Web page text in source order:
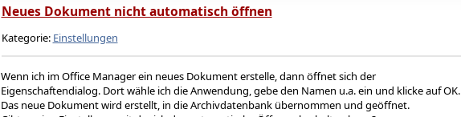
Neues Dokument nicht automatisch öffnen
Kategorie: Einstellungen
Wenn ich im Office Manager ein neues Dokument erstelle, dann öffnet sich der
Eigenschaftendialog. Dort wähle ich die Anwendung, gebe den Namen u.a. ein und klicke auf OK.
Das neue Dokument wird erstellt, in die Archivdatenbank übernommen und geöffnet.